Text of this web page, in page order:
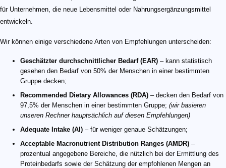
für Unternehmen, die neue Lebensmittel oder Nahrungsergänzungsmittel
entwickeln.
Wir können einige verschiedene Arten von Empfehlungen unterscheiden:
Geschätzter durchschnittlicher Bedarf (EAR) – kann statistisch
gesehen den Bedarf von 50% der Menschen in einer bestimmten
Gruppe decken;
Recommended Dietary Allowances (RDA) – decken den Bedarf von
97,5% der Menschen in einer bestimmten Gruppe; (wir basieren
unseren Rechner hauptsächlich auf diesen Empfehlungen)
Adequate Intake (AI) – für weniger genaue Schätzungen;
Acceptable Macronutrient Distribution Ranges (AMDR) –
prozentual angegebene Bereiche, die nützlich bei der Ermittlung des
Proteinbedarfs sowie der Schätzung der empfohlenen Mengen an